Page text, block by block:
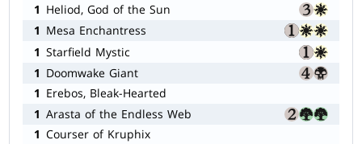
1 Heliod, God of the Sun
1 Mesa Enchantress
1 Starfield Mystic
1 Doomwake Giant
1 Erebos, Bleak-Hearted
1 Arasta of the Endless Web
1 Courser of Kruphix